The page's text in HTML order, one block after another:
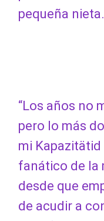
pequeña nieta.
“Los años no
pero lo más
mi
fanático de la
desde que
de acudir a